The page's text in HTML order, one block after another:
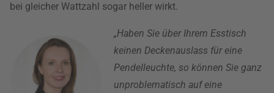
bei gleicher Wattzahl sogar heller wirkt.
„Haben Sie über Ihrem Esstisch
keinen Deckenauslass für eine
Pendelleuchte, so können Sie ganz
unproblematisch auf eine